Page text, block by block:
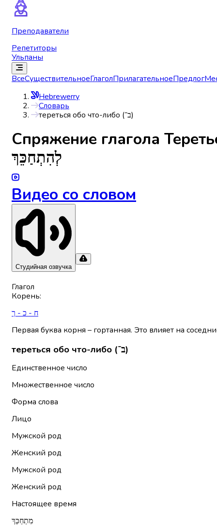
Преподаватели
Репетиторы
Ульпаны
ВсеСуществительноеГлаголПрилагательноеПредлог
Hebrewerry
Словарь
тереться обо что-либо (ב־)
Спряжениe глагола
לְהִתְחַכֵּךְ
Видео со словом
Студийная озвучка
Глагол
Корень:
ח - כ - ך
Первая буква корня – гортанная. Это влияет на
тереться обо что-либо (ב־)
Единственное число
Множественное число
Форма слова
Лицо
Мужской род
Женский род
Мужской род
Женский род
Настоящее время
מִתְחַכֵּךְ